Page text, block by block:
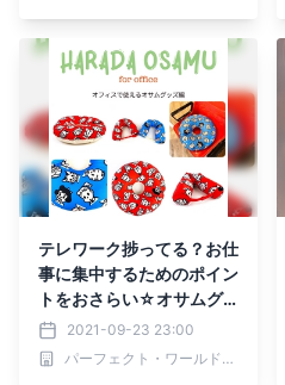
テレワーク捗ってる？お仕
事に集中するためのポイン
トをおさらい☆オサムグ
ッズでデスクワークを快適
に！
2021-09-23 23:00
パーフェクト・ワールド株式会社